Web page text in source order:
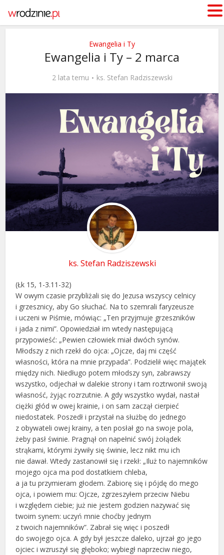
Ewangelia i Ty
Ewangelia i Ty – 2 marca
2 lata temu ks. Stefan Radziszewski
ks. Stefan Radziszewski
(Łk 15, 1-3.11-32)
W owym czasie przybliżali się do Jezusa wszyscy celnicy
i grzesznicy, aby Go słuchać. Na to szemrali faryzeusze
i uczeni w Piśmie, mówiąc: „Ten przyjmuje grzeszników
i jada z nimi”. Opowiedział im wtedy następującą
przypowieść: „Pewien człowiek miał dwóch synów.
Młodszy z nich rzekł do ojca: „Ojcze, daj mi część
własności, która na mnie przypada”. Podzielił więc majątek
między nich. Niedługo potem młodszy syn, zabrawszy
wszystko, odjechał w dalekie strony i tam roztrwonił swoją
własność, żyjąc rozrzutnie. A gdy wszystko wydał, nastał
ciężki głód w owej krainie, i on sam zaczął cierpieć
niedostatek. Poszedł i przystał na służbę do jednego
z obywateli owej krainy, a ten posłał go na swoje pola,
żeby pasł świnie. Pragnął on napełnić swój żołądek
strąkami, którymi żywiły się świnie, lecz nikt mu ich
nie dawał. Wtedy zastanowił się i rzekł: „Iluż to najemników
mojego ojca ma pod dostatkiem chleba,
a ja tu przymieram głodem. Zabiorę się i pójdę do mego
ojca, i powiem mu: Ojcze, zgrzeszyłem przeciw Niebu
i względem ciebie; już nie jestem godzien nazywać się
twoim synem: uczyń mnie choćby jednym
z twoich najemników”. Zabrał się więc i poszedł
do swojego ojca. A gdy był jeszcze daleko, ujrzał go jego
ojciec i wzruszył się głęboko; wybiegł naprzeciw niego,